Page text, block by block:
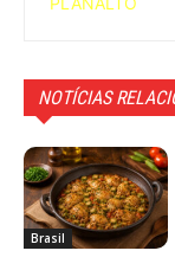
NOTÍCIAS
Brasil